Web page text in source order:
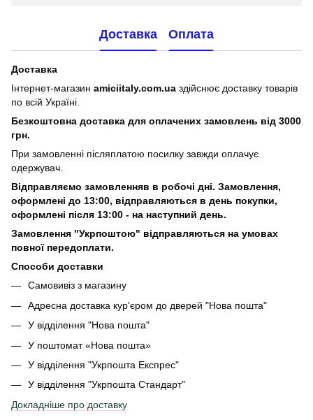
Доставка Оплата
Доставка
Інтернет-магазин amiciitaly.com.ua здійснює доставку товарів
по всій Україні.
Безкоштовна доставка для оплачених замовлень від 3000
грн.
При замовленні післяплатою посилку завжди оплачує
одержувач.
Відправляємо замовленняв в робочі дні. Замовлення,
оформлені до 13:00, відправляються в день покупки,
оформлені після 13:00 - на наступний день.
Замовлення "Укрпоштою" відправляються на умовах
повної передоплати.
Способи доставки
Самовивіз з магазину
Адресна доставка кур'єром до дверей "Нова пошта"
У відділення "Нова пошта"
У поштомат «Нова пошта»
У відділення "Укрпошта Експрес"
У відділення "Укрпошта Стандарт"
Докладніше про доставку